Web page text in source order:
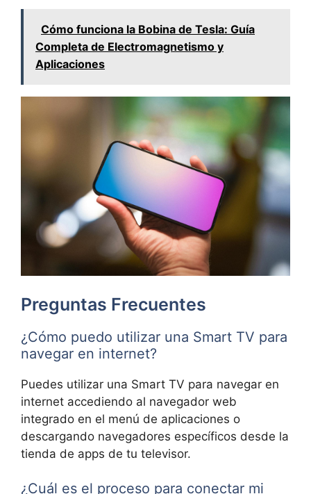
Cómo funciona la Bobina de Tesla: Guía
Completa de Electromagnetismo y
Aplicaciones
Preguntas Frecuentes
¿Cómo puedo utilizar una Smart TV para
navegar en internet?
Puedes utilizar una Smart TV para navegar en
internet accediendo al navegador web
integrado en el menú de aplicaciones o
descargando navegadores específicos desde la
tienda de apps de tu televisor.
¿Cuál es el proceso para conectar mi